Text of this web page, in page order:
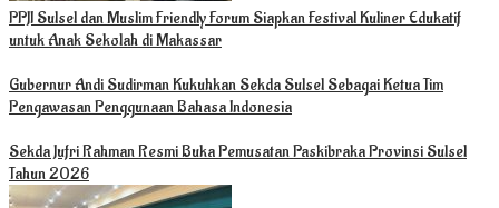
PPJI Sulsel dan Muslim Friendly Forum Siapkan Festival Kuliner Edukatif
untuk Anak Sekolah di Makassar
Gubernur Andi Sudirman Kukuhkan Sekda Sulsel Sebagai Ketua Tim
Pengawasan Penggunaan Bahasa Indonesia
Sekda Jufri Rahman Resmi Buka Pemusatan Paskibraka Provinsi Sulsel
Tahun 2026